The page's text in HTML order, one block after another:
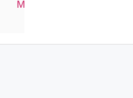
Marcsi